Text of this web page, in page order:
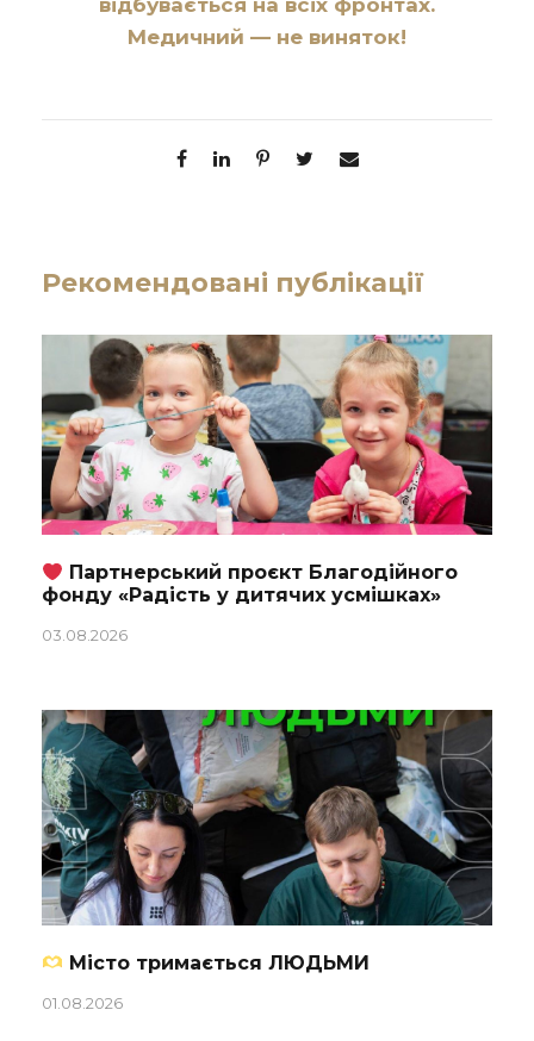
відбувається на всіх фронтах.
Медичний — не виняток!
Рекомендовані публікації
Партнерський проєкт Благодійного
фонду «Радість у дитячих усмішках»
03.08.2026
Місто тримається ЛЮДЬМИ
01.08.2026